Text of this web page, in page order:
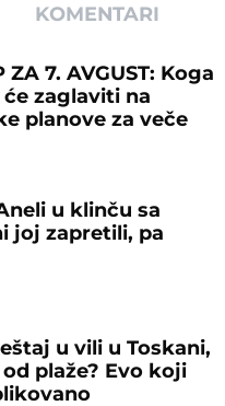
KOMENTARI
ZA 7. AVGUST: Koga
zaglaviti na
planove za veče
u klinču sa
joj zapretili, pa
u vili u Toskani,
plaže? Evo koji